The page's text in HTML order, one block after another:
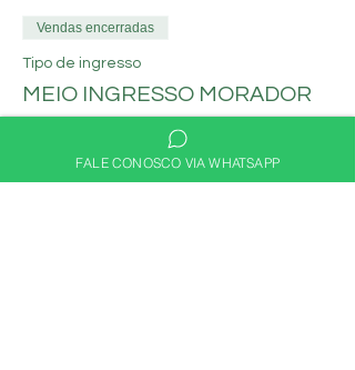
Vendas encerradas
Tipo de ingresso
MEIO INGRESSO MORADOR
Preço
FALE CONOSCO VIA WHATSAPP